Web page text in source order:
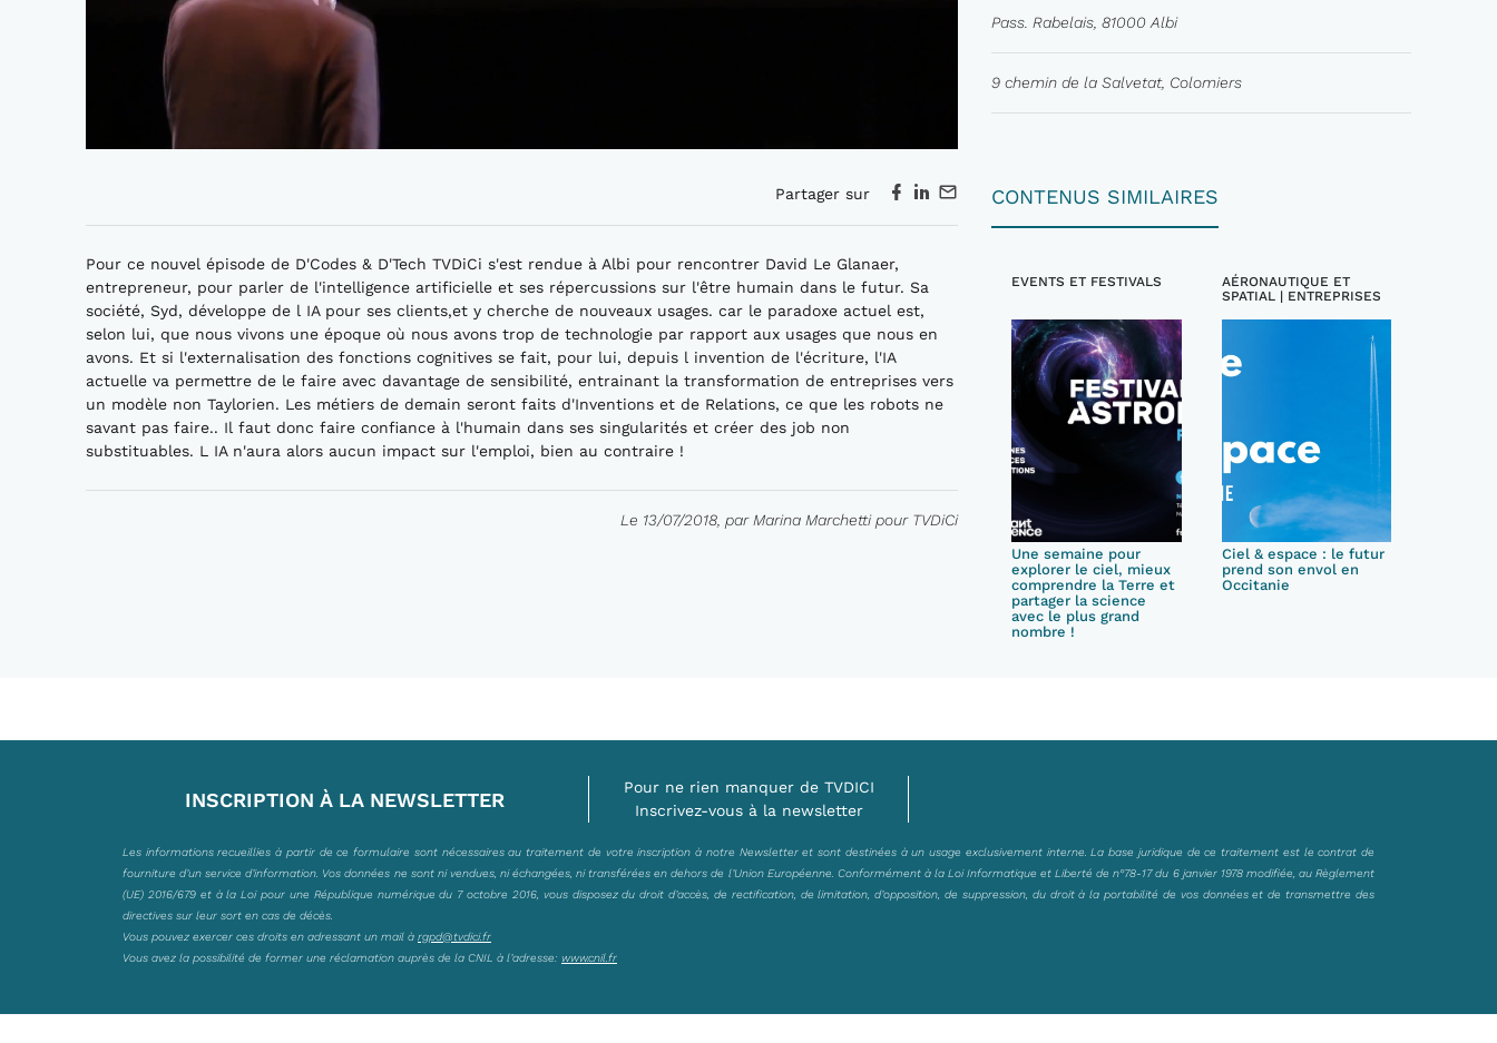
Partager sur
Pour ce nouvel épisode de D'Codes & D'Tech TVDiCi s'est rendue à Albi pour rencontrer David Le Glanaer,
entrepreneur, pour parler de l'intelligence artificielle et ses répercussions sur l'être humain dans le futur. Sa
société, Syd, développe de l IA pour ses clients,et y cherche de nouveaux usages. car le paradoxe actuel est,
selon lui, que nous vivons une époque où nous avons trop de technologie par rapport aux usages que nous en
avons. Et si l'externalisation des fonctions cognitives se fait, pour lui, depuis l invention de l'écriture, l'IA
actuelle va permettre de le faire avec davantage de sensibilité, entrainant la transformation de entreprises vers
un modèle non Taylorien. Les métiers de demain seront faits d'Inventions et de Relations, ce que les robots ne
savant pas faire.. Il faut donc faire confiance à l'humain dans ses singularités et créer des job non
substituables. L IA n'aura alors aucun impact sur l'emploi, bien au contraire !
Le 13/07/2018, par Marina Marchetti pour TVDiCi
Pass. Rabelais, 81000 Albi
9 chemin de la Salvetat, Colomiers
CONTENUS SIMILAIRES
EVENTS ET FESTIVALS
Une semaine pour
explorer le ciel, mieux
comprendre la Terre et
partager la science
avec le plus grand
nombre !
AÉRONAUTIQUE ET
SPATIAL | ENTREPRISES
Ciel & espace : le futur
prend son envol en
Occitanie
INSCRIPTION À LA NEWSLETTER
Pour ne rien manquer de TVDICI
Inscrivez-vous à la newsletter
Les informations recueillies à partir de ce formulaire sont nécessaires au traitement de votre inscription à notre Newsletter et sont destinées à un usage exclusivement interne. La base juridique de ce traitement est le contrat de
fourniture d’un service d’information. Vos données ne sont ni vendues, ni échangées, ni transférées en dehors de l’Union Européenne. Conformément à la Loi Informatique et Liberté de n°78-17 du 6 janvier 1978 modifiée, au Règlement
(UE) 2016/679 et à la Loi pour une République numérique du 7 octobre 2016, vous disposez du droit d’accès, de rectification, de limitation, d’opposition, de suppression, du droit à la portabilité de vos données et de transmettre des
directives sur leur sort en cas de décès.
Vous pouvez exercer ces droits en adressant un mail à rgpd@tvdici.fr
Vous avez la possibilité de former une réclamation auprès de la CNIL à l’adresse: www.cnil.fr